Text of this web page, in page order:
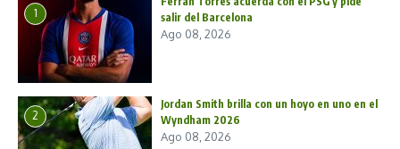
1
salir del Barcelona
Ago 08, 2026
2
Jordan Smith brilla con un hoyo en uno en el
Wyndham 2026
Ago 08, 2026